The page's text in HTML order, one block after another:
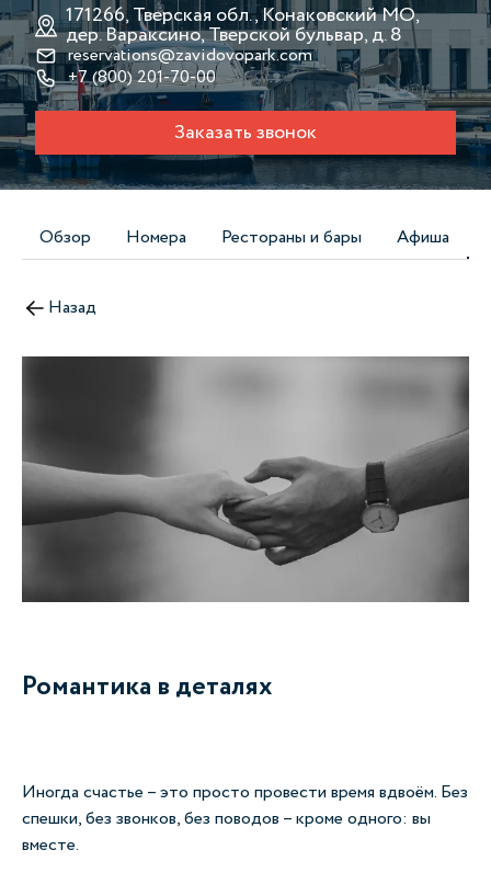
171266, Тверская обл., Конаковский МО,
дер. Вараксино, Тверской бульвар, д. 8
reservations@zavidovopark.com
+7 (800) 201-70-00
Заказать звонок
Обзор Номера Рестораны и бары Афиша
Назад
Романтика в деталях
Иногда счастье –это просто провести время вдвоём. Без
спешки, без звонков, без поводов –кроме одного: вы
вместе.